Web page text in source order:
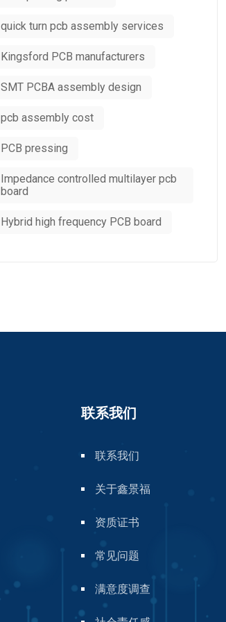
quick turn pcb assembly services
Kingsford PCB manufacturers
SMT PCBA assembly design
pcb assembly cost
PCB pressing
Impedance controlled multilayer pcb
board
Hybrid high frequency PCB board
联系我们
联系我们
关于鑫景福
资质证书
常见问题
满意度调查